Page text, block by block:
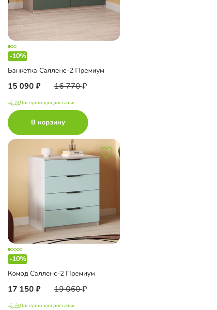
-10%
Банкетка Салленс-2 Премиум
15 090 16 770
Доступно для доставки
В корзину
-10%
Комод Салленс-2 Премиум
17 150 19 060
Доступно для доставки